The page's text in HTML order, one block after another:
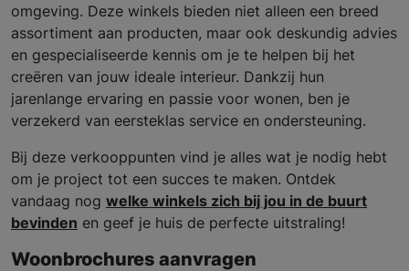
omgeving. Deze winkels bieden niet alleen een breed
assortiment aan producten, maar ook deskundig advies
en gespecialiseerde kennis om je te helpen bij het
creëren van jouw ideale interieur. Dankzij hun
jarenlange ervaring en passie voor wonen, ben je
verzekerd van eersteklas service en ondersteuning.
Bij deze verkooppunten vind je alles wat je nodig hebt
om je project tot een succes te maken. Ontdek
vandaag nog welke winkels zich bij jou in de buurt
bevinden en geef je huis de perfecte uitstraling!
Woonbrochures aanvragen